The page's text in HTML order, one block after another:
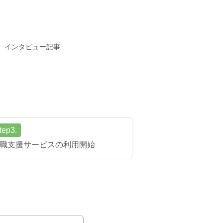
インタビュー記事
支援サービスの利用開始